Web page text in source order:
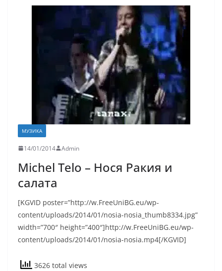
МУЗИКА
14/01/2014 Admin
Michel Telo – Нося Ракия и
салата
[KGVID poster=”http://w.FreeUniBG.eu/wp-
content/uploads/2014/01/nosia-nosia_thumb8334.jpg”
width=”700″ height=”400″]http://w.FreeUniBG.eu/wp-
content/uploads/2014/01/nosia-nosia.mp4[/KGVID]
3626 total views